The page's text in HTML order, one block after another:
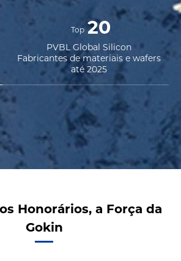
Top 20
PVBL Global Silicon
Fabricantes de materiais e wafers
até 2025
Honorários, a Força da
Gokin